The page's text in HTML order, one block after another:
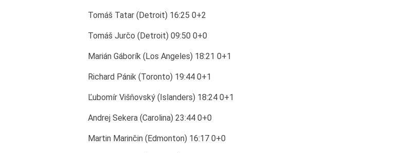
Tomáš Tatar (Detroit) 16:25 0+2
Tomáš Jurčo (Detroit) 09:50 0+0
Marián Gáborík (Los Angeles) 18:21 0+1
Richard Pánik (Toronto) 19:44 0+1
Ľubomír Višňovský (Islanders) 18:24 0+1
Andrej Sekera (Carolina) 23:44 0+0
Martin Marinčin (Edmonton) 16:17 0+0